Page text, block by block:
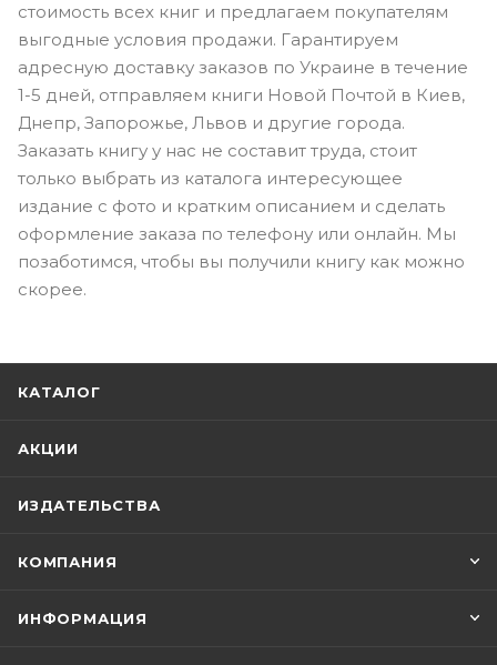
стоимость всех книг и предлагаем покупателям
выгодные условия продажи. Гарантируем
адресную доставку заказов по Украине в течение
1-5 дней, отправляем книги Новой Почтой в Киев,
Днепр, Запорожье, Львов и другие города.
Заказать книгу у нас не составит труда, стоит
только выбрать из каталога интересующее
издание с фото и кратким описанием и сделать
оформление заказа по телефону или онлайн. Мы
позаботимся, чтобы вы получили книгу как можно
скорее.
КАТАЛОГ
АКЦИИ
ИЗДАТЕЛЬСТВА
КОМПАНИЯ
ИНФОРМАЦИЯ